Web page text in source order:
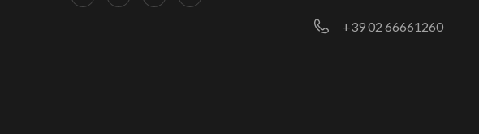
+39 02 66661260